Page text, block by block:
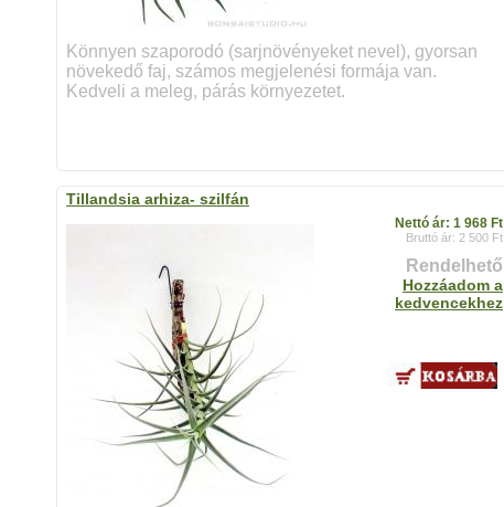
Könnyen szaporodó (sarjnövényeket nevel), gyorsan
növekedő faj, számos megjelenési formája van.
Kedveli a meleg, párás környezetet.
Tillandsia arhiza- szilfán
Nettó ár: 1 968 Ft
Bruttó ár: 2 500 Ft
Rendelhető
Hozzáadom a
kedvencekhez